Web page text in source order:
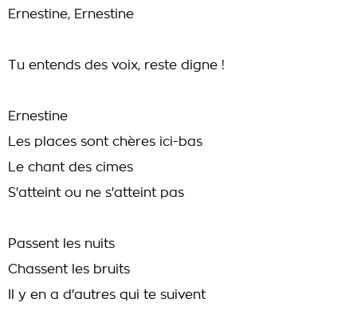
Ernestine, Ernestine
Tu entends des voix, reste digne !
Ernestine
Les places sont chères ici-bas
Le chant des cimes
S'atteint ou ne s'atteint pas
Passent les nuits
Chassent les bruits
Il y en a d'autres qui te suivent